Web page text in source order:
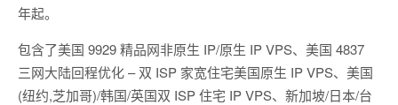
年起。
包含了美国 9929 精品网非原生 IP/原生 IP VPS、美国 4837
三网大陆回程优化 – 双 ISP 家宽住宅美国原生 IP VPS、美国
(纽约,芝加哥)/韩国/英国双 ISP 住宅 IP VPS、新加坡/日本/台